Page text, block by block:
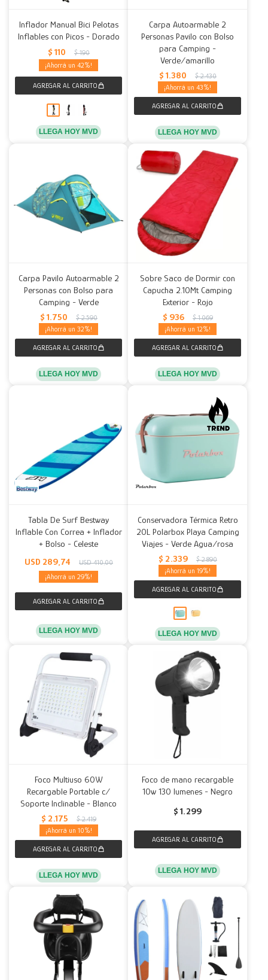
Inflador Manual Bici Pelotas
Inflables con Picos - Dorado
$ 110 $ 190
42
LLEGA HOY MVD
Carpa Autoarmable 2
Personas Pavilo con Bolso
para Camping -
Verde/amarillo
$ 1.380 $ 2.430
43
LLEGA HOY MVD
Carpa Pavilo Autoarmable 2
Personas con Bolso para
Camping - Verde
$ 1.750 $ 2.590
32
LLEGA HOY MVD
Sobre Saco de Dormir con
Capucha 2.10Mt Camping
Exterior - Rojo
$ 936 $ 1.069
12
LLEGA HOY MVD
Tabla De Surf Bestway
Inflable Con Correa + Inflador
+ Bolso - Celeste
USD 289,74 USD 410,00
29
LLEGA HOY MVD
Conservadora Térmica Retro
20L Polarbox Playa Camping
Viajes - Verde Agua/rosa
$ 2.339 $ 2.890
19
LLEGA HOY MVD
Foco Multiuso 60W
Recargable Portable c/
Soporte Inclinable - Blanco
$ 2.175 $ 2.419
10
LLEGA HOY MVD
Foco de mano recargable
10w 130 lumenes - Negro
$ 1.299
LLEGA HOY MVD